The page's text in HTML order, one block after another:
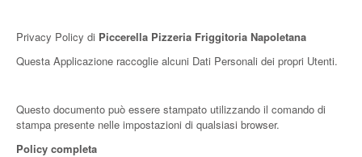
Privacy Policy di Piccerella Pizzeria Friggitoria Napoletana
Questa Applicazione raccoglie alcuni Dati Personali dei propri Utenti.
Questo documento può essere stampato utilizzando il comando di
stampa presente nelle impostazioni di qualsiasi browser.
Policy completa